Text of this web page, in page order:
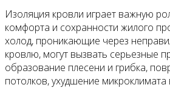
Изоляция кровли играет важную
комфорта и сохранности жилого
холод, проникающие через
кровлю, могут вызвать серьезные
образование плесени и грибка,
потолков, ухудшение